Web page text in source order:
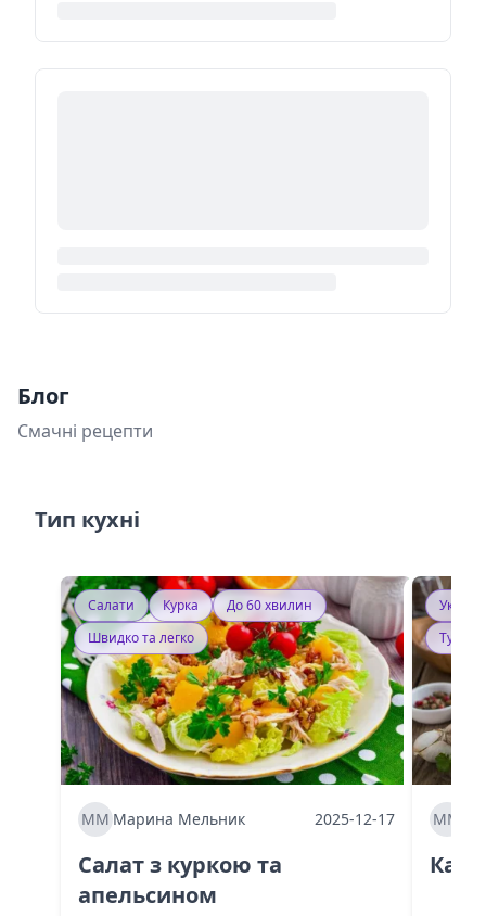
Блог
Смачні рецепти
Тип кухні
Салати Курка
До 60 хвилин
Швидко та легко
ММ Марина Мельник 2025-12-17
Салат з куркою та
апельсином
ММ